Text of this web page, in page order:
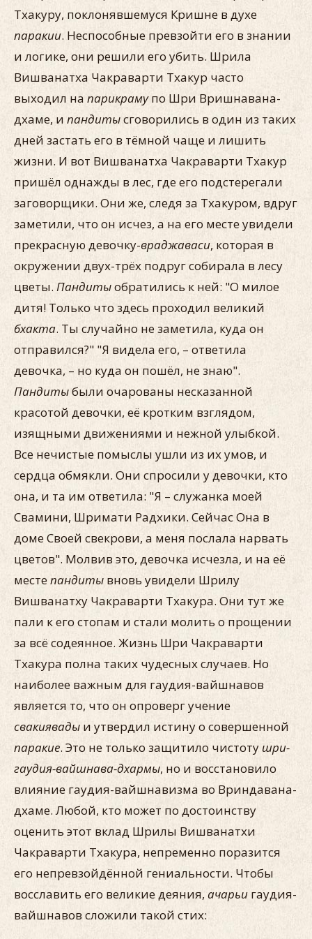
Тхакуру, поклонявшемуся Кришне в духе
паракии. Неспособные превзойти его в знании
и логике, они решили его убить. Шрила
Вишванатха Чакраварти Тхакур часто
выходил на парикрамупо Шри Вришнавана-
дхаме, и пандитысговорились в один из таких
дней застать его в тёмной чаще и лишить
жизни. И вот Вишванатха Чакраварти Тхакур
пришёл однажды в лес, где его подстерегали
заговорщики. Они же, следя за Тхакуром, вдруг
заметили, что он исчез, а на его месте увидели
прекрасную девочку-враджаваси, которая в
окружении двух-трёх подруг собирала в лесу
цветы. Пандитыобратились к ней: "О милое
дитя! Только что здесь проходил великий
бхакта. Ты случайно не заметила, куда он
отправился?" "Я видела его, – ответила
девочка, – но куда он пошёл, не знаю".
Пандитыбыли очарованы несказанной
красотой девочки, её кротким взглядом,
изящными движениями и нежной улыбкой.
Все нечистые помыслы ушли из их умов, и
сердца обмякли. Они спросили у девочки, кто
она, и та им ответила: "Я – служанка моей
Свамини, Шримати Радхики. Сейчас Она в
доме Своей свекрови, а меня послала нарвать
цветов". Молвив это, девочка исчезла, и на её
местепандиты вновь увидели Шрилу
Вишванатху Чакраварти Тхакура. Они тут же
пали к его стопам и стали молить о прощении
за всё содеянное. Жизнь Шри Чакраварти
Тхакура полна таких чудесных случаев. Но
наиболее важным для гаудия-вайшнавов
является то, что он опроверг учение
свакиявады и утвердил истину о совершенной
паракие. Это не только защитило чистоту шри-
гаудия-вайшнава-дхармы, но и восстановило
влияние гаудия-вайшнавизма во Вриндавана-
дхаме. Любой, кто может по достоинству
оценить этот вклад Шрилы Вишванатхи
Чакраварти Тхакура, непременно поразится
его непревзойдённой гениальности. Чтобы
восславить его великие деяния, ачарьи гаудия-
вайшнавов сложили такой стих: